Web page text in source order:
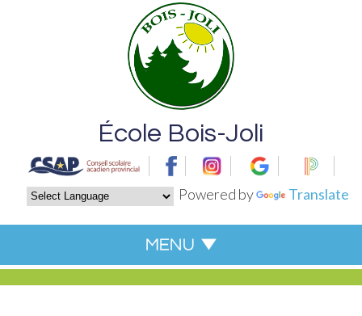
Powered by Translate
École Bois-Joli